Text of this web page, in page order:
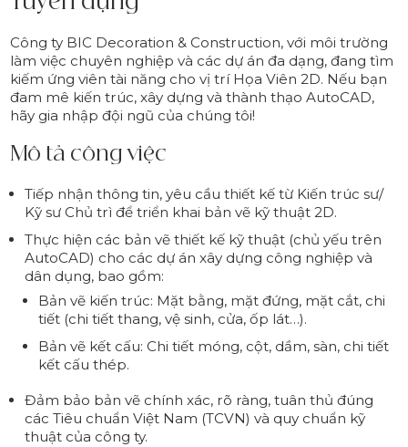
Công ty BIC Decoration & Construction, với môi trường
làm việc chuyên nghiệp và các dự án đa dạng, đang tìm
kiếm ứng viên tài năng cho vị trí Họa Viên 2D. Nếu bạn
đam mê kiến trúc, xây dựng và thành thạo AutoCAD,
hãy gia nhập đội ngũ của chúng tôi!
Mô tả công việc
Tiếp nhận thông tin, yêu cầu thiết kế từ Kiến trúc sư/
Kỹ sư Chủ trì để triển khai bản vẽ kỹ thuật 2D.
Thực hiện các bản vẽ thiết kế kỹ thuật (chủ yếu trên
AutoCAD) cho các dự án xây dựng công nghiệp và
dân dụng, bao gồm:
Bản vẽ kiến trúc: Mặt bằng, mặt đứng, mặt cắt, chi
tiết (chi tiết thang, vệ sinh, cửa, ốp lát…).
Bản vẽ kết cấu: Chi tiết móng, cột, dầm, sàn, chi tiết
kết cấu thép.
Đảm bảo bản vẽ chính xác, rõ ràng, tuân thủ đúng
các Tiêu chuẩn Việt Nam (TCVN) và quy chuẩn kỹ
thuật của công ty.